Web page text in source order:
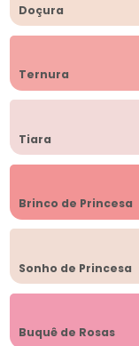
Doçura
Ternura
Tiara
Brinco de Princesa
Sonho de Princesa
Buquê de Rosas